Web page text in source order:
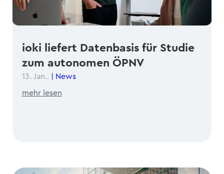
ioki liefert Datenbasis für Studie
zum autonomen ÖPNV
13. Jan.. News
mehr lesen